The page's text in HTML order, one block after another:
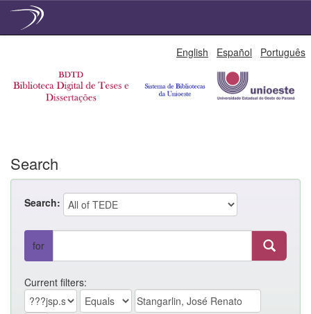
English Español Português
Search
Search:
for
Current filters: